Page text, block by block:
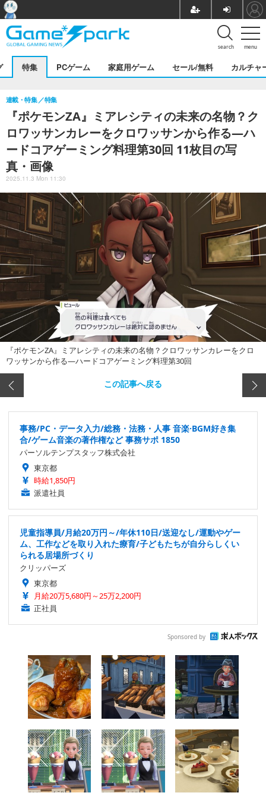
menu
search
特集 PCゲーム 家庭用ゲーム セール/無料 カルチャ
『ポケモンZA』ミアレシティの未来の名物？ク
ロワッサンカレーをクロワッサンから作る―ハ
ードコアゲーミング料理第30回 11枚目の写
真・画像
連載・特集 特集
2025.11.3 Mon 11:30
『ポケモンZA』ミアレシティの未来の名物？クロワッサンカレーをクロ
ワッサンから作る―ハードコアゲーミング料理第30回
この記事へ戻る
事務/PC・データ入力/総務・法務・人事 音楽·BGM好き集
合/ゲーム音楽の著作権など 事務サポ 1850
パーソルテンプスタッフ株式会社
東京都
時給1,850円
派遣社員
児童指導員/月給20万円～/年休110日/送迎なし/運動やゲー
ム、工作などを取り入れた療育/子どもたちが自分らしくい
られる居場所づくり
クリッパーズ
東京都
月給20万5,680円～25万2,200円
正社員
Sponsored by